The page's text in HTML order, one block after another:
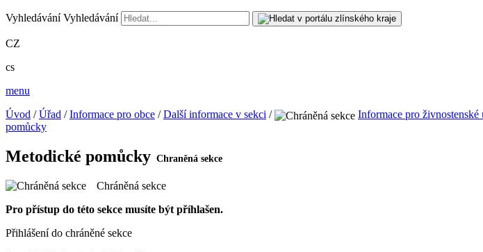
Vyhledávání Vyhledávání
CZ
cs
menu
Úvod /Úřad /Informace pro obce /Další informace v sekci / Informace pro živnostenské
pomůcky
Metodické pomůcky
Chráněná sekce
Pro přístup do této sekce musíte být příhlašen.
Přihlášení do chráněné sekce